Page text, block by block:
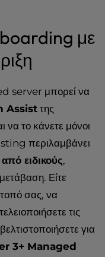
με
server μπορεί να
Assist της
το κάνετε μόνοι
περιλαμβάνει
ειδικούς,
Είτε
σας, να
τις
για
3+ Managed